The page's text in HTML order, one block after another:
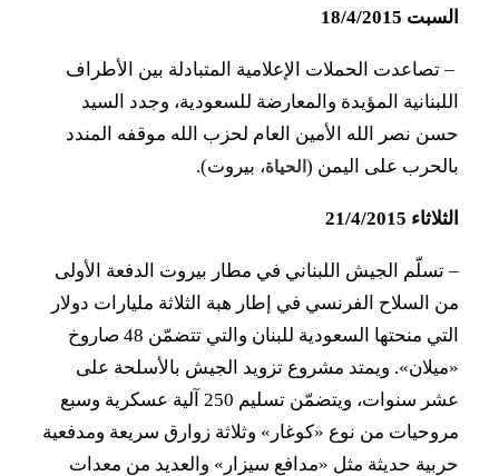
السبت 18/4/2015
– تصاعدت الحملات الإعلامية المتبادلة بين الأطراف
اللبنانية المؤيدة والمعارضة للسعودية، وجدد السيد
حسن نصر الله الأمين العام لحزب الله موقفه المندد
بالحرب على اليمن ( الحياة، بيروت).
الثلاثاء 21/4/2015
– تسلّم الجيش اللبناني في مطار بيروت الدفعة الأولى
من السلاح الفرنسي في إطار هبة الثلاثة مليارات دولار
التي منحتها السعودية للبنان والتي تتضمّن 48 صاروخ
«ميلان». ويمتد مشروع تزويد الجيش بالأسلحة على
عشر سنوات، ويتضمّن تسليم 250 آلية عسكرية وسبع
مروحيات من نوع «كوغار» وثلاثة زوارق سريعة ومدفعية
حربية حديثة مثل «مدافع سيزار» والعديد من معدات